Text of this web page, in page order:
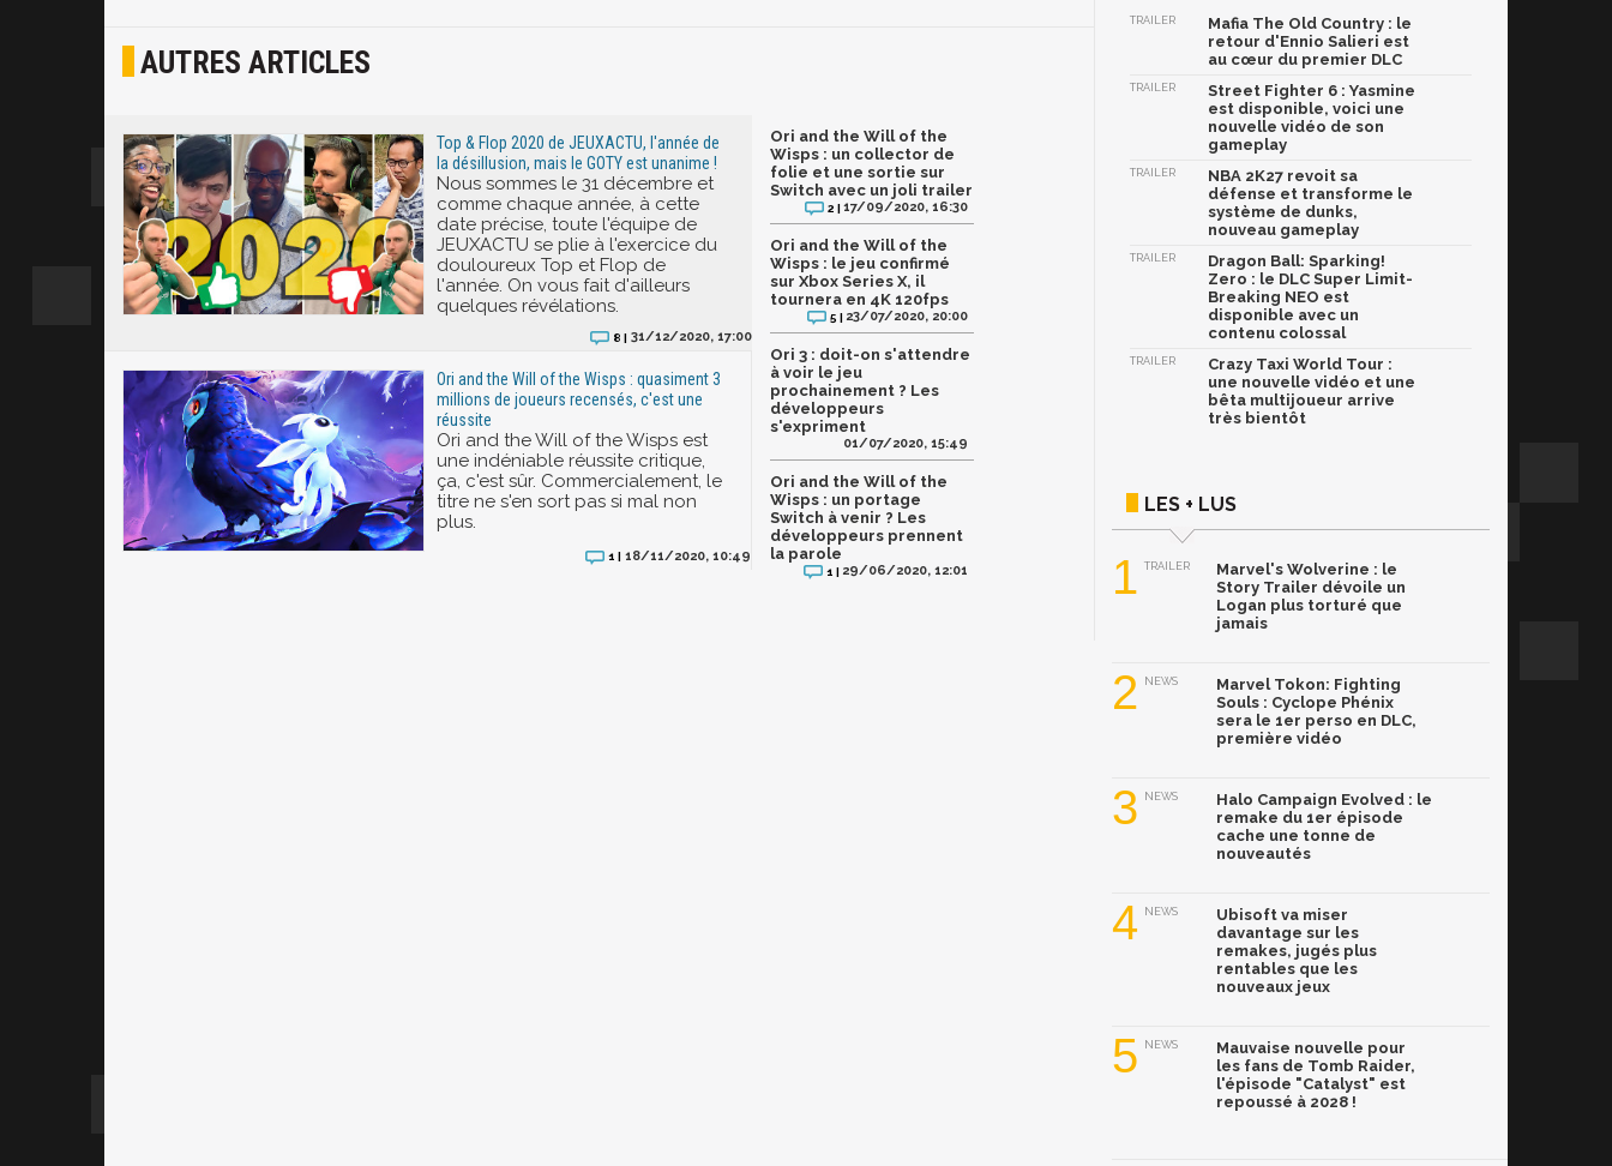
Joyeux
AUTRES ARTICLES
Top & Flop 2020 de JEUXACTU, l'année de
la désillusion, mais le GOTY est unanime !
Nous sommes le 31 décembre et
comme chaque année, à cette
date précise, toute l'équipe de
JEUXACTU se plie à l'exercice du
douloureux Top et Flop de
l'année. On vous fait d'ailleurs
quelques révélations.
8 | 31/12/2020, 17:00
Ori and the Will of the Wisps : quasiment 3
millions de joueurs recensés, c'est une
réussite
Ori and the Will of the Wisps est
une indéniable réussite critique,
ça, c'est sûr. Commercialement, le
titre ne s'en sort pas si mal non
plus.
1 | 18/11/2020, 10:49
Ori and the Will of the
Wisps : un collector de
folie et une sortie sur
Switch avec un joli trailer
2 |17/09/2020, 16:30
Ori and the Will of the
Wisps : le jeu confirmé
sur Xbox Series X, il
tournera en 4K 120fps
5 | 23/07/2020, 20:00
Ori 3 : doit-on s'attendre
à voir le jeu
prochainement ? Les
développeurs
s'expriment
01/07/2020, 15:49
Ori and the Will of the
Wisps : un portage
Switch à venir ? Les
développeurs prennent
la parole
1 | 29/06/2020, 12:01
TRAILER
Mafia The Old Country : le
retour d'Ennio Salieri est
au cœur du premier DLC
TRAILER
Street Fighter 6 : Yasmine
est disponible, voici une
nouvelle vidéo de son
gameplay
TRAILER
NBA 2K27 revoit sa
défense et transforme le
système de dunks,
nouveau gameplay
TRAILER
Dragon Ball: Sparking!
Zero : le DLC Super Limit-
Breaking NEO est
disponible avec un
contenu colossal
TRAILER
Crazy Taxi World Tour :
une nouvelle vidéo et une
bêta multijoueur arrive
très bientôt
LES + LUS
1 TRAILER
Marvel's Wolverine : le
Story Trailer dévoile un
Logan plus torturé que
jamais
2 NEWS
Marvel Tokon: Fighting
Souls : Cyclope Phénix
sera le 1er perso en DLC,
première vidéo
3 NEWS
Halo Campaign Evolved : le
remake du 1er épisode
cache une tonne de
nouveautés
4 NEWS
Ubisoft va miser
davantage sur les
remakes, jugés plus
rentables que les
nouveaux jeux
5 NEWS
Mauvaise nouvelle pour
les fans de Tomb Raider,
l'épisode "Catalyst" est
repoussé à 2028 !